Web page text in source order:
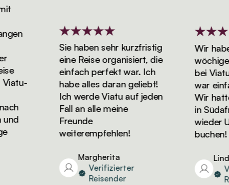
Sie haben sehr kurzfristig
eine Reise organisiert, die
einfach perfekt war. Ich
habe alles daran geliebt!
Ich werde Viatu auf jeden
Fall an alle meine
Freunde
weiterempfehlen!
Margherita
Verifizierter
Reisender
Wir
wöchigen
bei Viatu
war
Wir
in
wieder
buchen!
Linda